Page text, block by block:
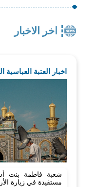
اخر الاخبار
اخبار العتبة العباسية
مستفيدة في زيارة